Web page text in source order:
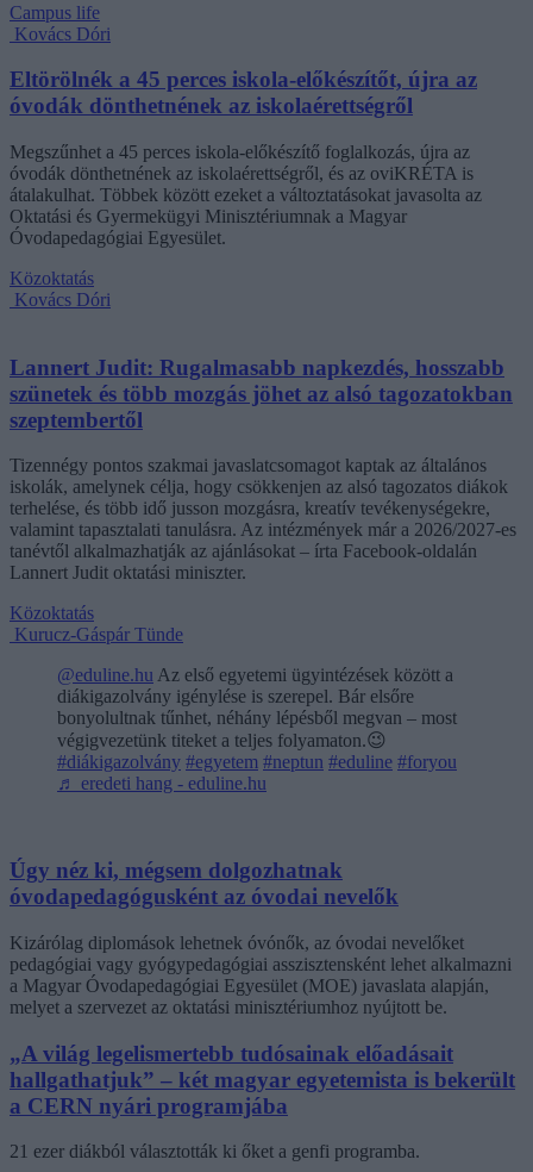
Campus life
Kovács Dóri
Eltörölnék a 45 perces iskola-előkészítőt, újra az
óvodák dönthetnének az iskolaérettségről
Megszűnhet a 45 perces iskola-előkészítő foglalkozás, újra az
óvodák dönthetnének az iskolaérettségről, és az oviKRÉTA is
átalakulhat. Többek között ezeket a változtatásokat javasolta az
Oktatási és Gyermekügyi Minisztériumnak a Magyar
Óvodapedagógiai Egyesület.
Közoktatás
Kovács Dóri
Lannert Judit: Rugalmasabb napkezdés, hosszabb
szünetek és több mozgás jöhet az alsó tagozatokban
szeptembertől
Tizennégy pontos szakmai javaslatcsomagot kaptak az általános
iskolák, amelynek célja, hogy csökkenjen az alsó tagozatos diákok
terhelése, és több idő jusson mozgásra, kreatív tevékenységekre,
valamint tapasztalati tanulásra. Az intézmények már a 2026/2027-es
tanévtől alkalmazhatják az ajánlásokat – írta Facebook-oldalán
Lannert Judit oktatási miniszter.
Közoktatás
Kurucz-Gáspár Tünde
@eduline.hu Az első egyetemi ügyintézések között a
diákigazolvány igénylése is szerepel. Bár elsőre
bonyolultnak tűnhet, néhány lépésből megvan – most
végigvezetünk titeket a teljes folyamaton.😉
#diákigazolvány #egyetem #neptun #eduline #foryou
♬ eredeti hang - eduline.hu
Úgy néz ki, mégsem dolgozhatnak
óvodapedagógusként az óvodai nevelők
Kizárólag diplomások lehetnek óvónők, az óvodai nevelőket
pedagógiai vagy gyógypedagógiai asszisztensként lehet alkalmazni
a Magyar Óvodapedagógiai Egyesület (MOE) javaslata alapján,
melyet a szervezet az oktatási minisztériumhoz nyújtott be.
„A világ legelismertebb tudósainak előadásait
hallgathatjuk” – két magyar egyetemista is bekerült
a CERN nyári programjába
21 ezer diákból választották ki őket a genfi programba.